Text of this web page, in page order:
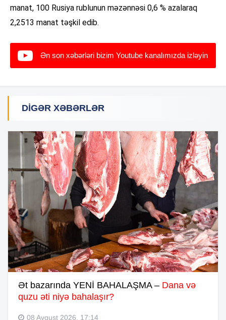
manat, 100 Rusiya rublunun məzənnəsi 0,6 % azalaraq
2,2513 manat təşkil edib.
Ən son xəbərləri bizim Youtube kanalımızda izləyin
DIGƏR XƏBƏRLƏR
Ət bazarında YENİ BAHALAŞMA – Dana və
quzu əti niyə bahalaşır?
08 Avqust 2026, 17:14